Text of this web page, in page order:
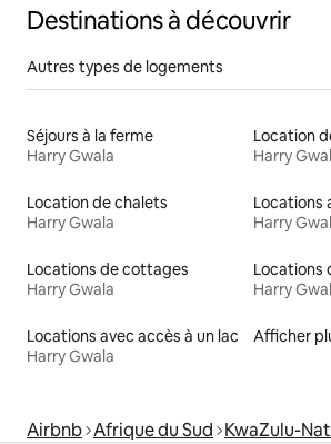
Destinations à découvrir
Autres types de logements
Séjours à la ferme
Harry Gwala
Location
Harry
Location de chalets
Harry Gwala
Harry
Locations de cottages
Harry Gwala
Locations
Harry
Locations avec accès à un lac
Harry Gwala
Afficher
Airbnb Afrique du Sud KwaZulu-